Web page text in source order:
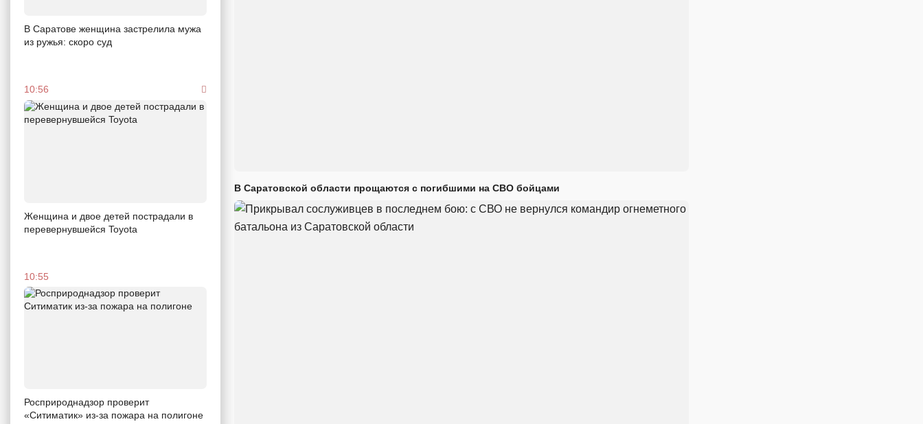
В Саратове женщина застрелила мужа
из ружья: скоро суд
10:56
Женщина и двое детей пострадали в
перевернувшейся Toyota
10:55
Росприроднадзор проверит
«Ситиматик» из-за пожара на полигоне
В Саратовской области прощаются с погибшими на СВО бойцами